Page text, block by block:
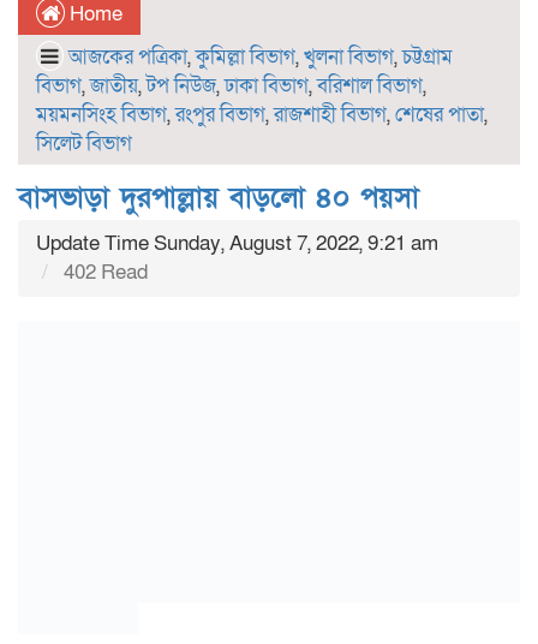
Home
আজকের পত্রিকা,কুমিল্লা বিভাগ,খুলনা বিভাগ,চট্টগ্রাম
বিভাগ,জাতীয়,টপ নিউজ,ঢাকা বিভাগ,বরিশাল বিভাগ,
ময়মনসিংহ বিভাগ,রংপুর বিভাগ,রাজশাহী বিভাগ,শেষের পাতা,
সিলেট বিভাগ
বাসভাড়া দুরপাল্লায় বাড়লো ৪০ পয়সা
Update Time Sunday, August 7, 2022, 9:21 am
402 Read